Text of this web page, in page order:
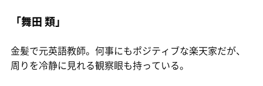
「舞田 類」
金髪で元英語教師。何事にもポジティブな楽天家だが、
周りを冷静に見れる観察眼も持っている。